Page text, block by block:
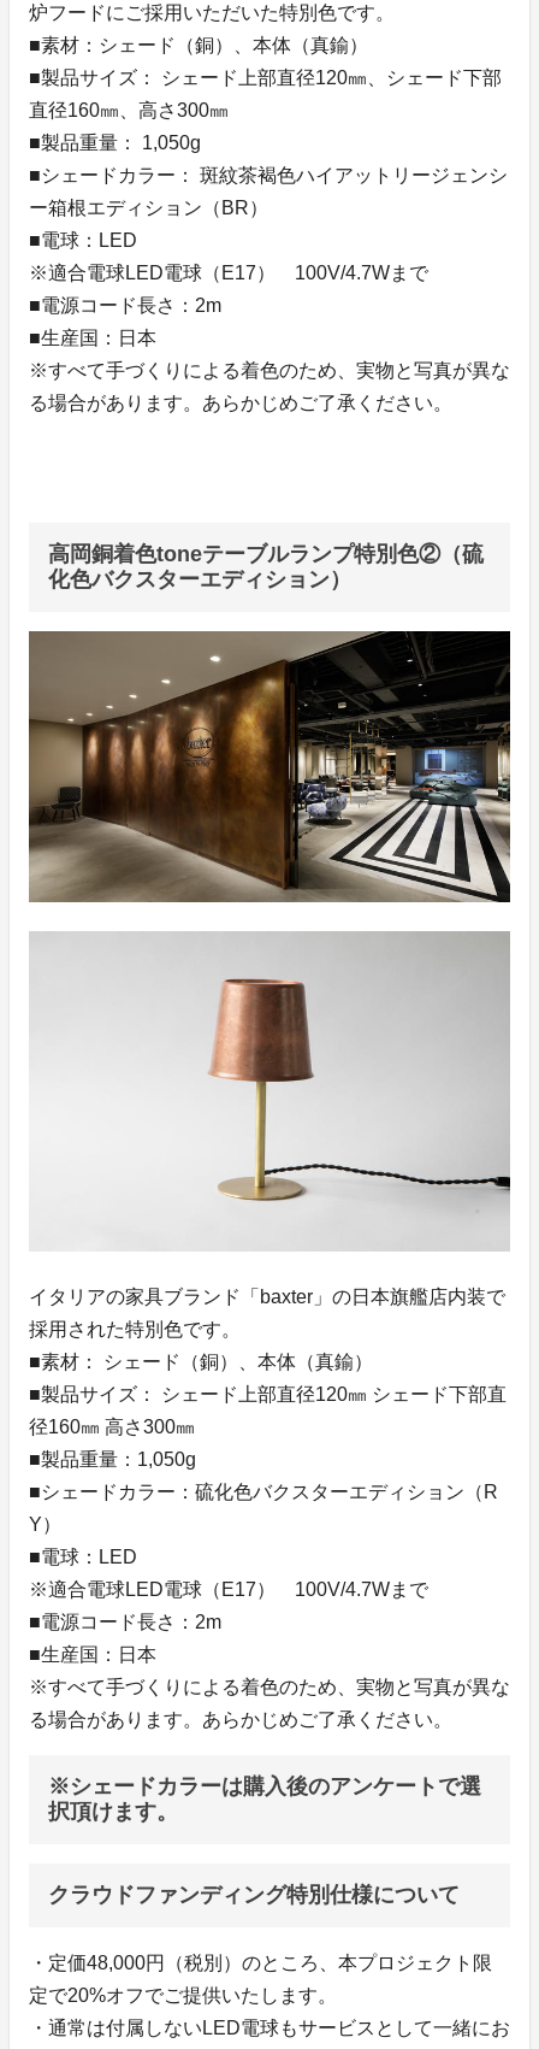
炉フードにご採用いただいた特別色です。
■素材：シェード（銅）、本体（真鍮）
■製品サイズ： シェード上部直径120㎜、シェード下部
直径160㎜、高さ300㎜
■製品重量： 1,050g
■シェードカラー： 斑紋茶褐色ハイアットリージェンシ
ー箱根エディション（BR）
■電球：LED
※適合電球LED電球（E17） 100V/4.7Wまで
■電源コード長さ：2m
■生産国：日本
※すべて手づくりによる着色のため、実物と写真が異な
る場合があります。あらかじめご了承ください。
高岡銅着色toneテーブルランプ特別色②（硫
化色バクスターエディション）
イタリアの家具ブランド「baxter」の日本旗艦店内装で
採用された特別色です。
■素材： シェード（銅）、本体（真鍮）
■製品サイズ： シェード上部直径120㎜ シェード下部直
径160㎜ 高さ300㎜
■製品重量：1,050g
■シェードカラー：硫化色バクスターエディション（R
Y）
■電球：LED
※適合電球LED電球（E17） 100V/4.7Wまで
■電源コード長さ：2m
■生産国：日本
※すべて手づくりによる着色のため、実物と写真が異な
る場合があります。あらかじめご了承ください。
※シェードカラーは購入後のアンケートで選
択頂けます。
クラウドファンディング特別仕様について
・定価48,000円（税別）のところ、本プロジェクト限
定で20%オフでご提供いたします。
・通常は付属しないLED電球もサービスとして一緒にお